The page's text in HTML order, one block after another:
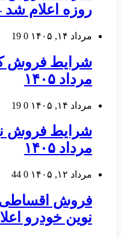
روزه اعلام شد –
مرداد ۱۴, ۱۴۰۵ 0
19
مرداد ۱۴۰۵
مرداد ۱۴, ۱۴۰۵ 0
19
شرایط فروش
مرداد ۱۴۰۵
مرداد ۱۲, ۱۴۰۵ 0
44
نوین خودرو